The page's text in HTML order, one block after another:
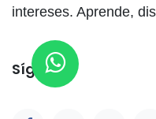
intereses. Aprende,
Síganos